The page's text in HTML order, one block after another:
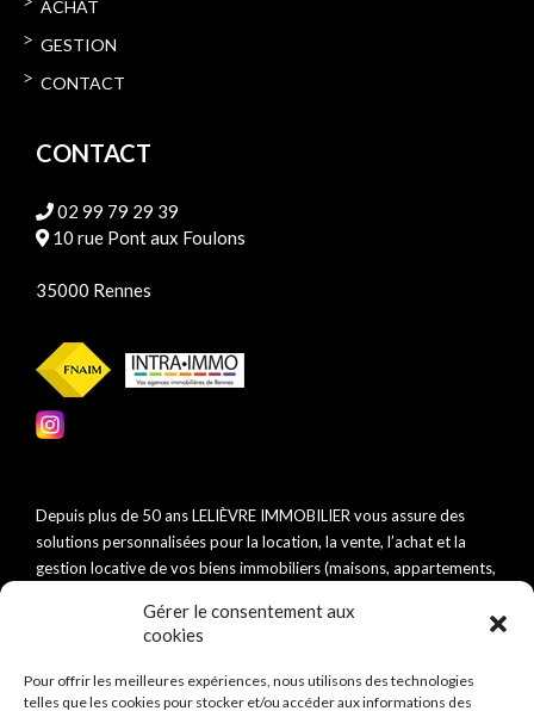
Gérer le consentement aux
cookies
Pour offrir les meilleures expériences, nous utilisons des technologies
telles que les cookies pour stocker et/ou accéder aux informations des
ACHAT
GESTION
CONTACT
CONTACT
02 99 79 29 39
10 rue Pont aux Foulons
35000 Rennes
Depuis plus de 50 ans LELIÈVRE IMMOBILIER vous assure des
solutions personnalisées pour la location, la vente, l’achat et la
gestion locative de vos biens immobiliers (maisons, appartements,